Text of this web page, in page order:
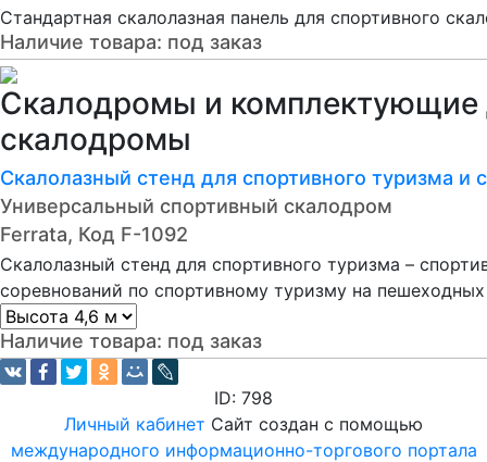
Стандартная скалолазная панель для спортивного
Наличие товара: под заказ
Скалодромы и
скалодромы
Скалолазный стенд для спортивного туризма и
Универсальный спортивный скалодром
Ferrata, Код F-1092
Скалолазный стенд для спортивного туризма –
соревнований по спортивному туризму на
Наличие товара: под заказ
ID: 798
Личный кабинет Сайт создан с помощью
международного информационно-торгового портала